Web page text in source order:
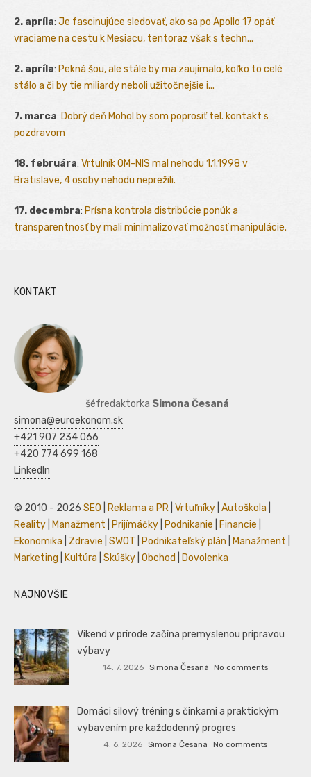
2. apríla: Je fascinujúce sledovať, ako sa po Apollo 17 opäť
vraciame na cestu k Mesiacu, tentoraz však s techn...
2. apríla: Pekná šou, ale stále by ma zaujímalo, koľko to celé
stálo a či by tie miliardy neboli užitočnejšie i...
7. marca: Dobrý deň Mohol by som poprosiť tel. kontakt s
pozdravom
18. februára: Vrtulník OM-NIS mal nehodu 1.1.1998 v
Bratislave, 4 osoby nehodu neprežili.
17. decembra: Prísna kontrola distribúcie ponúk a
transparentnosť by mali minimalizovať možnosť manipulácie.
KONTAKT
šéfredaktorka Simona Česaná
simona@euroekonom.sk
+421 907 234 066
+420 774 699 168
LinkedIn
© 2010 - 2026 SEO Reklama a PR Vrtuľníky Autoškola
Reality
Manažment Prijímáčky Podnikanie Financie
Ekonomika
Zdravie SWOT Podnikateľský plán Manažment
Marketing
Kultúra Skúšky Obchod Dovolenka
NAJNOVŠIE
Víkend v prírode začína premyslenou prípravou
výbavy
14. 7. 2026 Simona Česaná No comments
Domáci silový tréning s činkami a praktickým
vybavením pre každodenný progres
4. 6. 2026 Simona Česaná No comments